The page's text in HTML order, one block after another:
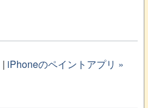
| iPhoneのペイントアプリ »